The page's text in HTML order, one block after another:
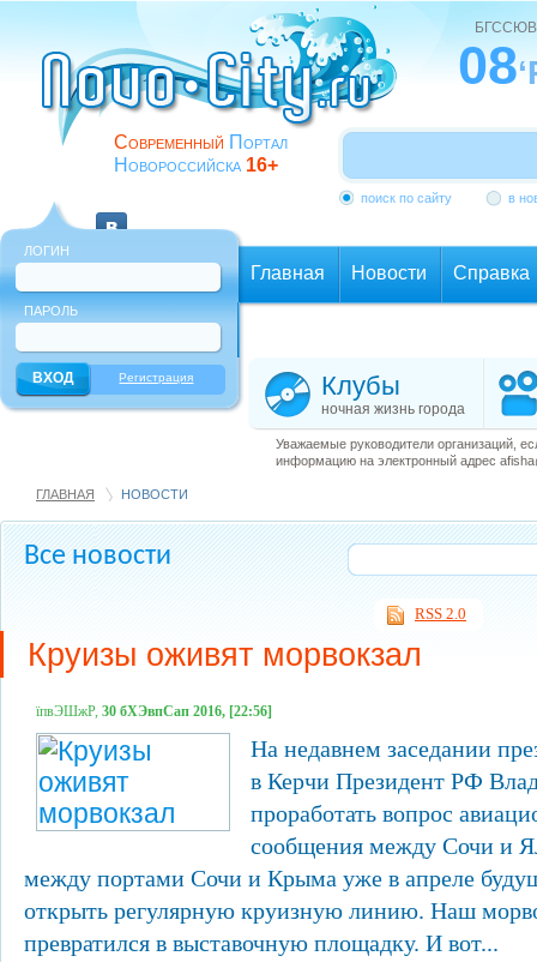
Современный Портал
Новороссийска 16+
08
поиск по сайту в
ЛОГИН
ПАРОЛЬ
Регистрация
Главная Новости Справка
Клубы
ночная жизнь города
Уважаемые руководители организаций,
информацию на электронный адрес
ГЛАВНАЯ НОВОСТИ
Все новости
RSS 2.0
Круизы оживят морвокзал
їпвЭШжР, 30 бХЭвпСап 2016, [22:56]
На недавнем заседании
в Керчи Президент РФ
проработать вопрос
сообщения между Сочи и
между портами Сочи и Крыма уже в апреле
открыть регулярную круизную линию. Наш
превратился в выставочную площадку. И вот...